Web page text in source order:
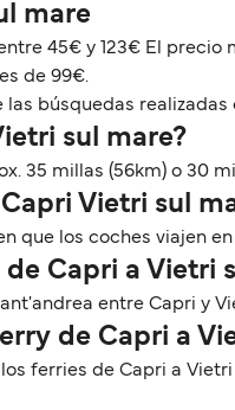
mare
45€ y 123€ El
de 99€.
búsquedas
sul mare?
35 millas (56km) o 30
Vietri sul
que los coches viajen
Capri a Vietri
entre Capri y
de Capri a
ferries de Capri a Vietri